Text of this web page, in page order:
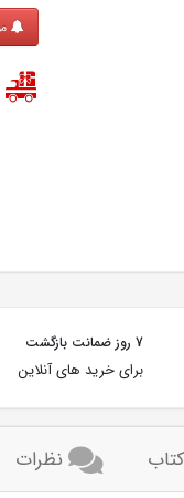
7 روز ضمانت بازگشت
برای خرید های آنلاین
نظرات